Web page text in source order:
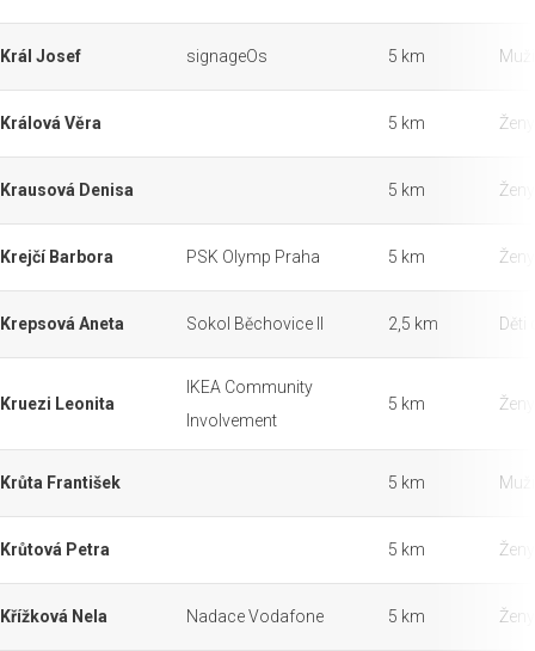
Král Josef signageOs 5 km Muži
Králová Věra 5 km Ženy
Krausová Denisa 5 km Ženy
Krejčí Barbora PSK Olymp Praha 5 km Ženy
Krepsová Aneta Sokol Běchovice II 2,5 km Děti
Kruezi Leonita
IKEA Community
Involvement
5 km Ženy
Krůta František 5 km Muži
Krůtová Petra 5 km Ženy
Křížková Nela Nadace Vodafone 5 km Ženy